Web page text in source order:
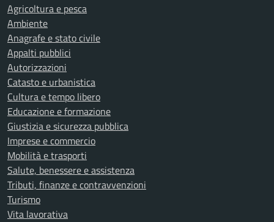
Agricoltura e pesca
Ambiente
Anagrafe e stato civile
Appalti pubblici
Autorizzazioni
Catasto e urbanistica
Cultura e tempo libero
Educazione e formazione
Giustizia e sicurezza pubblica
Imprese e commercio
Mobilità e trasporti
Salute, benessere e assistenza
Tributi, finanze e contravvenzioni
Turismo
Vita lavorativa